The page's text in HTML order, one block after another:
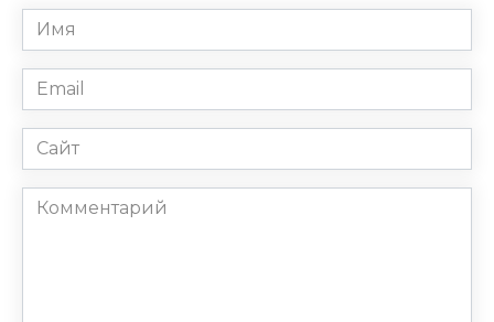
Имя
*
Email
*
Сайт
Комментарий